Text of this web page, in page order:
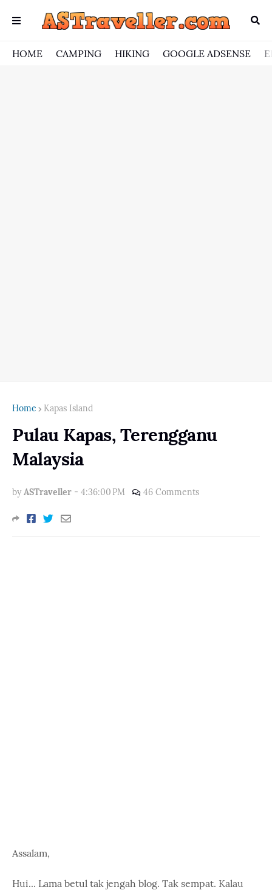
HOME CAMPING HIKING GOOGLE ADSENSE
Home Kapas Island
Pulau Kapas, Terengganu
Malaysia
by ASTraveller - 4:36:00 PM 46 Comments
Assalam,
Hui... Lama betul tak jengah blog. Tak sempat. Kalau